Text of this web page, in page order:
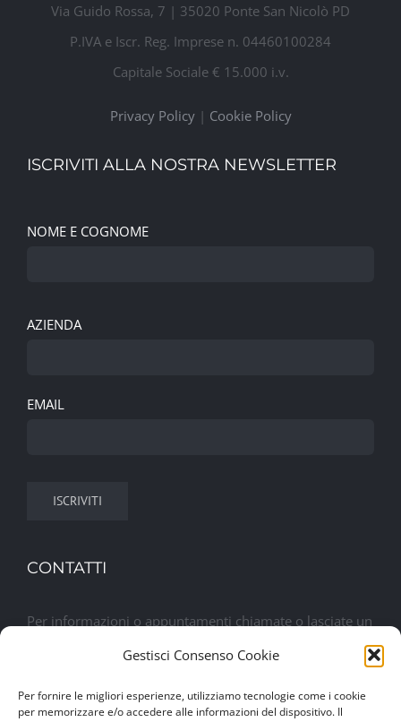
Gestisci Consenso Cookie
Per fornire le migliori esperienze, utilizziamo tecnologie come i cookie
per memorizzare e/o accedere alle informazioni del dispositivo. Il
Via Guido Rossa, 7 | 35020 Ponte San Nicolò PD
P.IVA e Iscr. Reg. Imprese n. 04460100284
Capitale Sociale € 15.000 i.v.
Privacy Policy| Cookie Policy
ISCRIVITI ALLA NOSTRA NEWSLETTER
NOME E COGNOME
AZIENDA
EMAIL
CONTATTI
Per informazioni o appuntamenti chiamate o lasciate un
messaggio. Sarete contattati al più presto
Lasciaci un messaggio